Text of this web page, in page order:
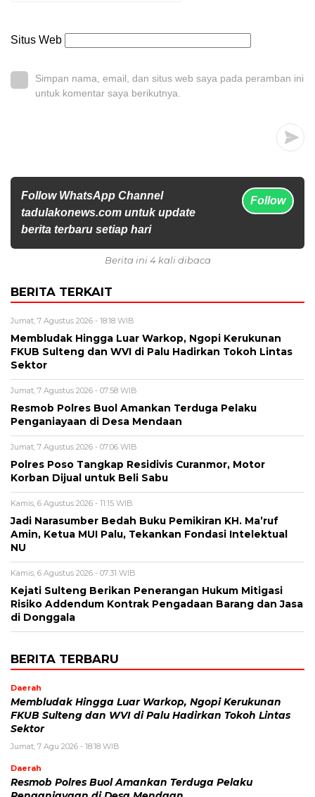
Situs Web
Simpan nama, email, dan situs web saya pada peramban ini
untuk komentar saya berikutnya.
Follow WhatsApp Channel
tadulakonews.com untuk update
berita terbaru setiap hari
Follow
Berita ini 4 kali dibaca
BERITA TERKAIT
Jumat, 7 Agustus 2026 - 18:18 WIB
Membludak Hingga Luar Warkop, Ngopi Kerukunan
FKUB Sulteng dan WVI di Palu Hadirkan Tokoh Lintas
Sektor
Jumat, 7 Agustus 2026 - 07:58 WIB
Resmob Polres Buol Amankan Terduga Pelaku
Penganiayaan di Desa Mendaan
Jumat, 7 Agustus 2026 - 07:06 WIB
Polres Poso Tangkap Residivis Curanmor, Motor
Korban Dijual untuk Beli Sabu
Kamis, 6 Agustus 2026 - 11:15 WIB
Jadi Narasumber Bedah Buku Pemikiran KH. Ma’ruf
Amin, Ketua MUI Palu, Tekankan Fondasi Intelektual
NU
Kamis, 6 Agustus 2026 - 07:31 WIB
Kejati Sulteng Berikan Penerangan Hukum Mitigasi
Risiko Addendum Kontrak Pengadaan Barang dan Jasa
di Donggala
BERITA TERBARU
Daerah
Membludak Hingga Luar Warkop, Ngopi Kerukunan
FKUB Sulteng dan WVI di Palu Hadirkan Tokoh Lintas
Sektor
Jumat, 7 Agu 2026 - 18:18 WIB
Daerah
Resmob Polres Buol Amankan Terduga Pelaku